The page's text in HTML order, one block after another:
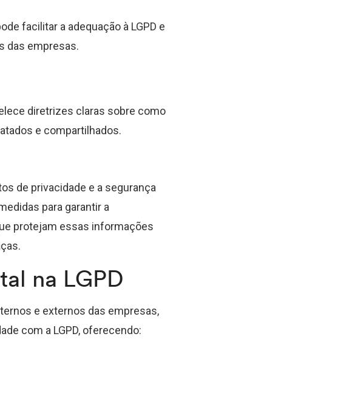
facilitar a adequação à LGPD e
das empresas.
diretrizes claras sobre como
e compartilhados.
de privacidade e a segurança
para garantir a
protejam essas informações
na LGPD
e externos das empresas,
com a LGPD, oferecendo: